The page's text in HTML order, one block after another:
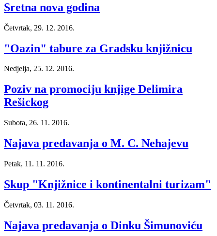
Sretna nova godina
Četvrtak, 29. 12. 2016.
"Oazin" tabure za Gradsku knjižnicu
Nedjelja, 25. 12. 2016.
Poziv na promociju knjige Delimira
Rešickog
Subota, 26. 11. 2016.
Najava predavanja o M. C. Nehajevu
Petak, 11. 11. 2016.
Skup "Knjižnice i kontinentalni turizam"
Četvrtak, 03. 11. 2016.
Najava predavanja o Dinku Šimunoviću